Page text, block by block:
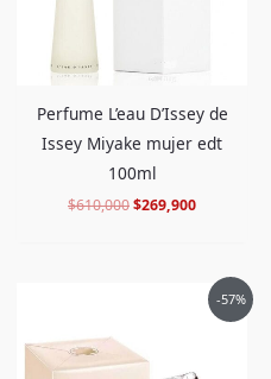
Perfume L’eau D’Issey de
Issey Miyake mujer edt
100ml
$610,000$269,900
-57%
era:
$485,000.
precio
actual